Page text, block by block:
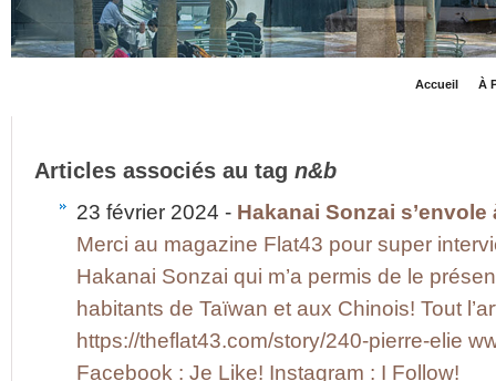
Accueil À
Articles associés au tag n&b
23 février 2024 - Hakanai Sonzai
Merci au magazine Flat43 pour super
Hakanai Sonzai qui m’a permis de le
habitants de Taïwan et aux Chinois! Tout
https://theflat43.com/story/240-pierre-elie
Facebook : Je Like! Instagram : I Follow!